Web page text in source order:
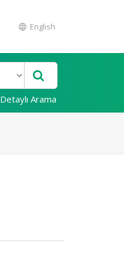
English
Detaylı Arama